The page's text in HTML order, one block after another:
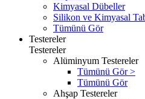
Kimyasal Dübeller
Silikon ve Kimyasal
Tümünü Gör
Testereler
Testereler
Alüminyum Testereler
Tümünü Gör >
Tümünü Gör
Ahşap Testereler